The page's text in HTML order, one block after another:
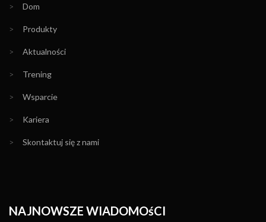
> Dom
> Produkty
> Aktualności
> Trening
> Wsparcie
> Kariera
> Skontaktuj się z nami
NAJNOWSZE WIADOMOśCI